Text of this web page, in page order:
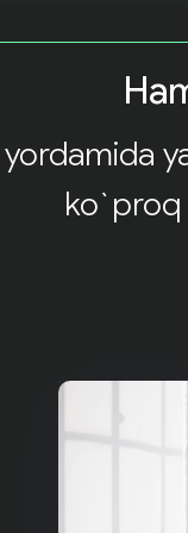
ko`proq